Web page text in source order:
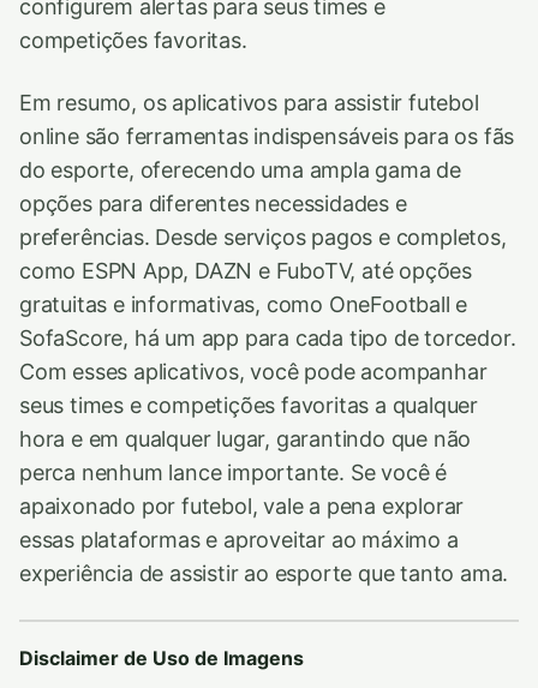
configurem alertas para seus times e
competições favoritas.
Em resumo, os aplicativos para assistir futebol
online são ferramentas indispensáveis para os fãs
do esporte, oferecendo uma ampla gama de
opções para diferentes necessidades e
preferências. Desde serviços pagos e completos,
como ESPN App, DAZN e FuboTV, até opções
gratuitas e informativas, como OneFootball e
SofaScore, há um app para cada tipo de torcedor.
Com esses aplicativos, você pode acompanhar
seus times e competições favoritas a qualquer
hora e em qualquer lugar, garantindo que não
perca nenhum lance importante. Se você é
apaixonado por futebol, vale a pena explorar
essas plataformas e aproveitar ao máximo a
experiência de assistir ao esporte que tanto ama.
Disclaimer de Uso de Imagens